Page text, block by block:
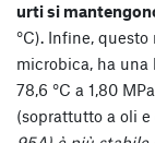
urti si
°C). Infine,
microbica, ha una
78,6 °C a 1,80
(soprattutto a oli e